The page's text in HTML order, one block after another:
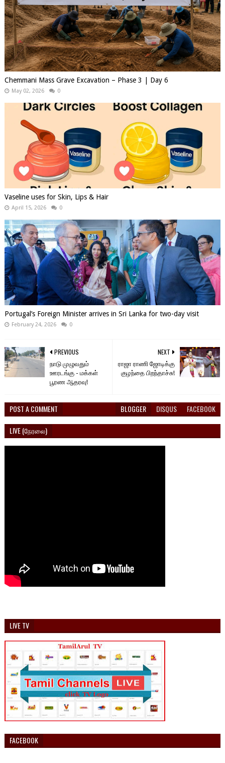
Chemmani Mass Grave Excavation – Phase 3 | Day 6
May 02, 2026 0
Vaseline uses for Skin, Lips & Hair
April 15, 2026 0
Portugal’s Foreign Minister arrives in Sri Lanka for two-day visit
February 24, 2026 0
NEXT
ராஜா ராணி ஜோடிக்கு
குழந்தை பிறந்தாச்சு!
PREVIOUS
நாடு முழுவதும்
ஊரடங்கு - மக்கள்
பூரண ஆதரவு!
POST A COMMENT BLOGGER DISQUS FACEBOOK
LIVE (நேரலை)
LIVE TV
FACEBOOK